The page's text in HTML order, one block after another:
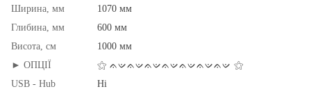
Ширина, мм
1070 мм
Глибина, мм
600 мм
Висота, см
1000 мм
► ОПЦІЇ
⚝ ᨊᨉᨊᨉᨊᨉᨊᨉᨊᨉᨊᨉᨊᨉ ⚝
USB - Hub
Ні